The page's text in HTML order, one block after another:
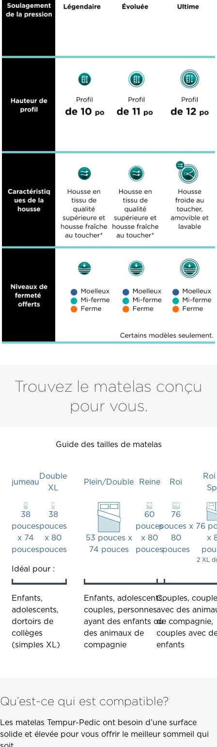
Trouvez le matelas conçu
pour vous.
Guide des tailles de matelas
jumeau
lit
38
pouces
x 74
pouces
Double
XL
lit
38
pouces
x 80
pouces
Idéal pour :
Enfants,
adolescents,
dortoirs de
collèges
(simples XL)
Plein/Double
53 pouces x
74 pouces
Reine
size
60
pouces
x 80
pouces
Enfants, adolescents,
couples, personnes
ayant des enfants ou
des animaux de
compagnie
Roi
size
76
pouces x
80
pouces
76
x
2 XL
Couples,
avec des
de compagnie,
couples avec
enfants
Qu’est-ce qui est compatible?
Les matelas Tempur-Pedic ont besoin d’une surface
solide et élevée pour vous offrir le meilleur sommeil qui